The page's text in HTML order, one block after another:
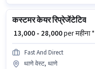
कस्टमर केयर रिप्रेजेंटेटिव
₹ 13,000 - 28,000per महीना *
Fast And Direct
थाणे वेस्ट, थाणे